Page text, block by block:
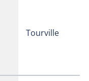
Tourville